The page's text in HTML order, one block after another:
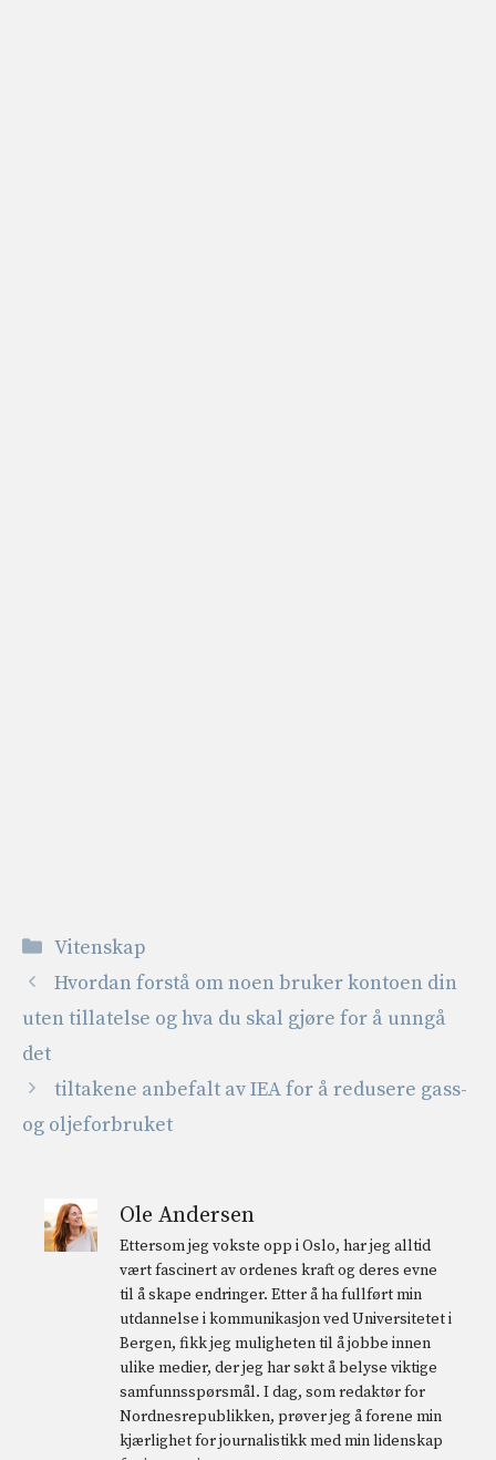
Kategorier
Vitenskap
Hvordan forstå om noen bruker kontoen din
uten tillatelse og hva du skal gjøre for å unngå
det
tiltakene anbefalt av IEA for å redusere gass-
og oljeforbruket
Ole Andersen
Ettersom jeg vokste opp i Oslo, har jeg alltid
vært fascinert av ordenes kraft og deres evne
til å skape endringer. Etter å ha fullført min
utdannelse i kommunikasjon ved Universitetet i
Bergen, fikk jeg muligheten til å jobbe innen
ulike medier, der jeg har søkt å belyse viktige
samfunnsspørsmål. I dag, som redaktør for
Nordnesrepublikken, prøver jeg å forene min
kjærlighet for journalistikk med min lidenskap